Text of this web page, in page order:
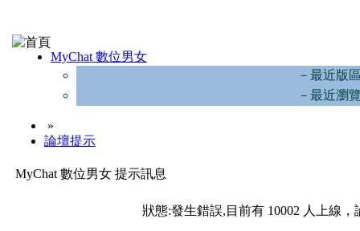
MyChat 數位男女
－最近版
－最近瀏
»
論壇提示
MyChat 數位男女 提示訊息
狀態:發生錯誤,目前有 10002 人上線